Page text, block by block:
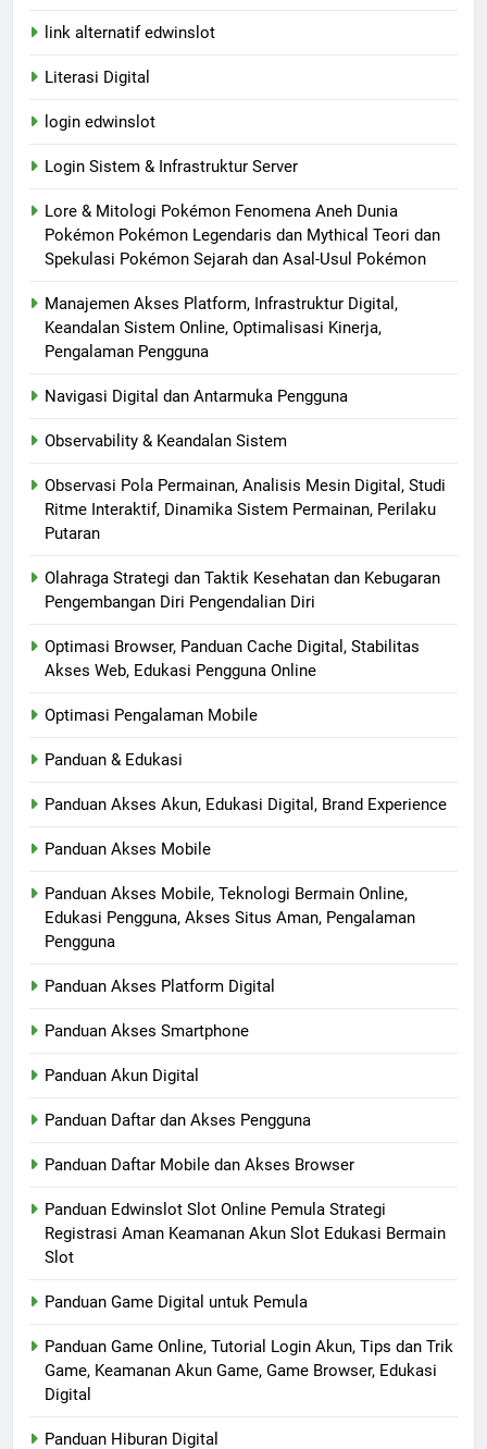
link alternatif edwinslot
Literasi Digital
login edwinslot
Login Sistem & Infrastruktur Server
Lore & Mitologi Pokémon Fenomena Aneh Dunia
Pokémon Pokémon Legendaris dan Mythical Teori dan
Spekulasi Pokémon Sejarah dan Asal-Usul Pokémon
Manajemen Akses Platform, Infrastruktur Digital,
Keandalan Sistem Online, Optimalisasi Kinerja,
Pengalaman Pengguna
Navigasi Digital dan Antarmuka Pengguna
Observability & Keandalan Sistem
Observasi Pola Permainan, Analisis Mesin Digital, Studi
Ritme Interaktif, Dinamika Sistem Permainan, Perilaku
Putaran
Olahraga Strategi dan Taktik Kesehatan dan Kebugaran
Pengembangan Diri Pengendalian Diri
Optimasi Browser, Panduan Cache Digital, Stabilitas
Akses Web, Edukasi Pengguna Online
Optimasi Pengalaman Mobile
Panduan & Edukasi
Panduan Akses Akun, Edukasi Digital, Brand Experience
Panduan Akses Mobile
Panduan Akses Mobile, Teknologi Bermain Online,
Edukasi Pengguna, Akses Situs Aman, Pengalaman
Pengguna
Panduan Akses Platform Digital
Panduan Akses Smartphone
Panduan Akun Digital
Panduan Daftar dan Akses Pengguna
Panduan Daftar Mobile dan Akses Browser
Panduan Edwinslot Slot Online Pemula Strategi
Registrasi Aman Keamanan Akun Slot Edukasi Bermain
Slot
Panduan Game Digital untuk Pemula
Panduan Game Online, Tutorial Login Akun, Tips dan Trik
Game, Keamanan Akun Game, Game Browser, Edukasi
Digital
Panduan Hiburan Digital